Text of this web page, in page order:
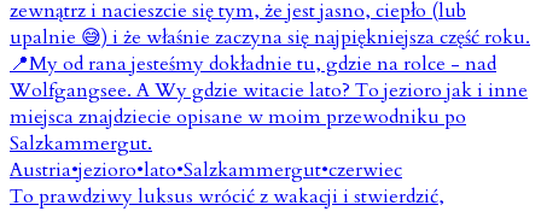
To prawdziwy luksus wrócić z wakacji i stwierdzić,